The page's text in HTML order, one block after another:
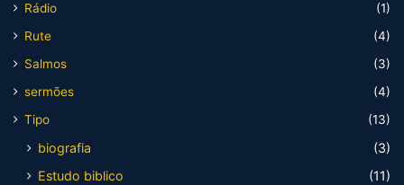
Rádio
(1)
Rute
(4)
Salmos
(3)
sermões
(4)
Tipo
(13)
biografia
(3)
Estudo biblico
(11)